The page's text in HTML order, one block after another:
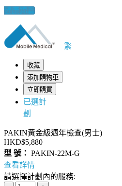
健康錦囊
繁
收藏
添加購物車
立即購買
已選計
劃
PAKIN黃金級週年檢查(男士)
HKD$5,880
型 號： PAKIN-22M-G
查看詳情
請選擇計劃內的服務: